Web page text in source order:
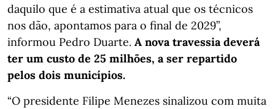
daquilo que é a estimativa atual que os técnicos
nos dão, apontamos para o final de 2029”,
informou Pedro Duarte. A nova travessia deverá
ter um custo de 25 milhões, a ser repartido
pelos dois municípios.
“O presidente Filipe Menezes sinalizou com muita